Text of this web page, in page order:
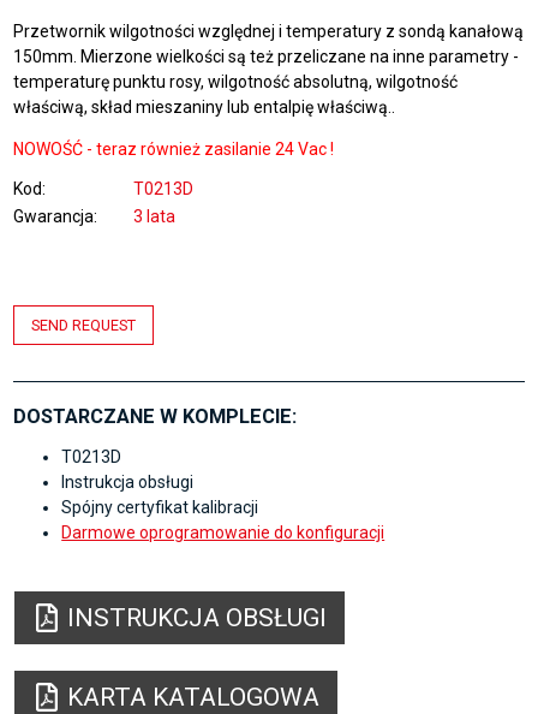
Przetwornik wilgotności względnej i temperatury z sondą kanałową
150mm. Mierzone wielkości są też przeliczane na inne parametry -
temperaturę punktu rosy, wilgotność absolutną, wilgotność
właściwą, skład mieszaniny lub entalpię właściwą..
NOWOŚĆ -teraz również zasilanie24 Vac !
Kod
T0213D
Gwarancja
3 lata
SEND REQUEST
DOSTARCZANE W KOMPLECIE:
T0213D
Instrukcja obsługi
Spójny certyfikat kalibracji
Darmowe oprogramowanie do konfiguracji
INSTRUKCJA OBSŁUGI
KARTA KATALOGOWA